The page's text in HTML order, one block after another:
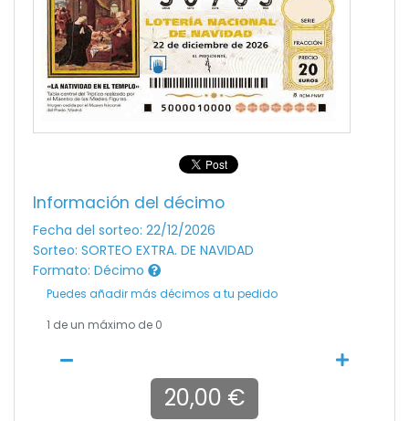
Información del décimo
Fecha del sorteo: 22/12/2026
Sorteo: SORTEO EXTRA. DE NAVIDAD
Formato: Décimo
Puedes añadir más décimos a tu pedido
1 de un máximo de 0
20,00 €